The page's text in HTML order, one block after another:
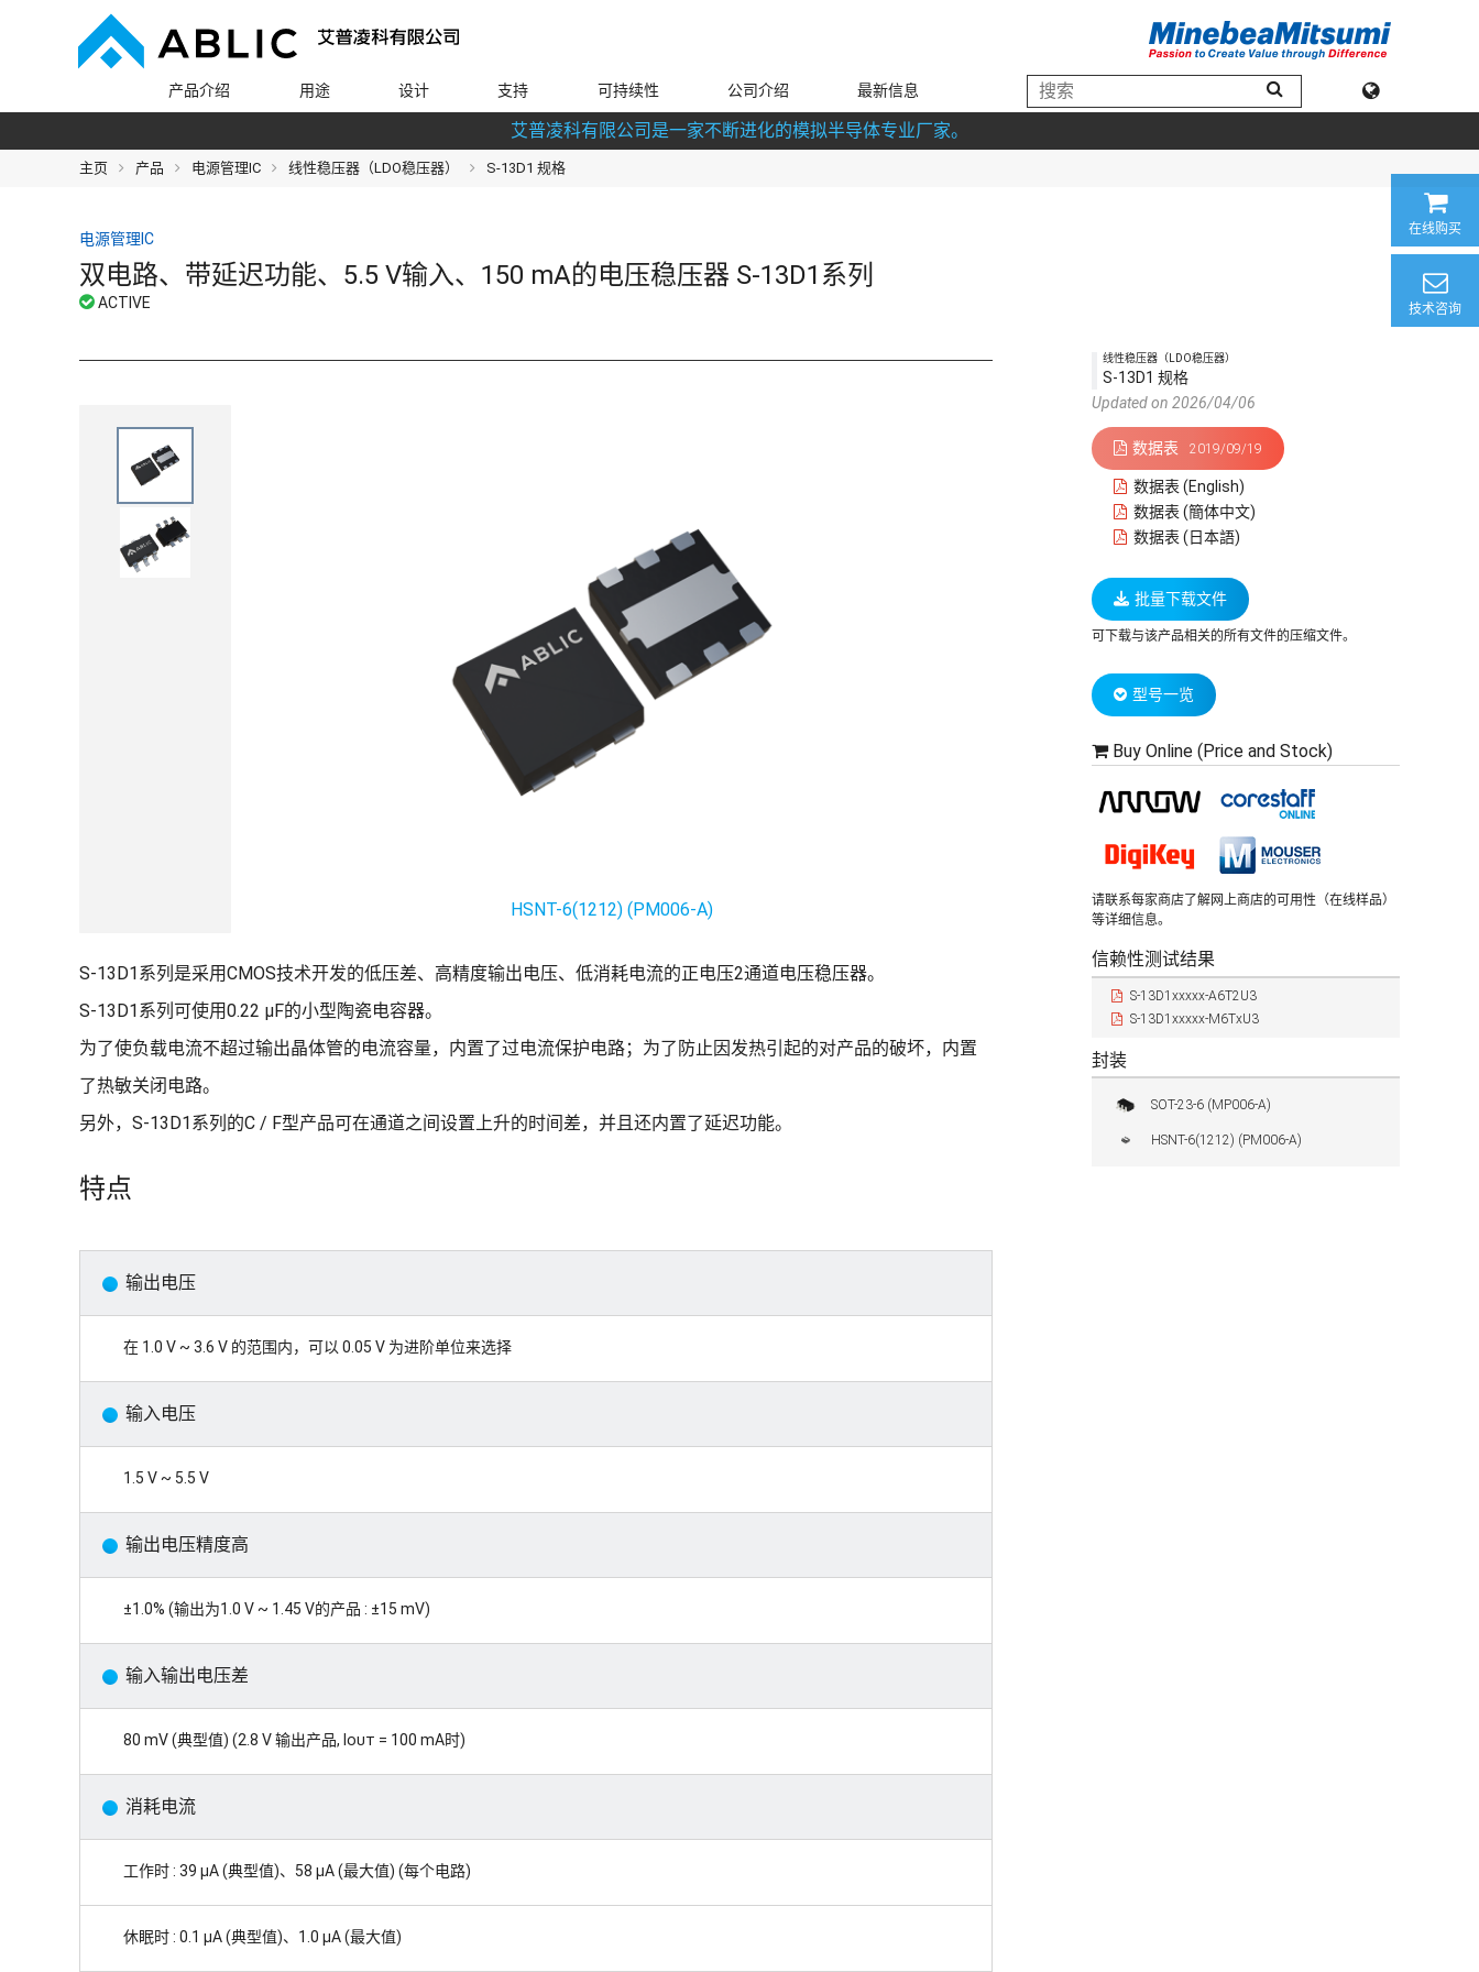
产品介绍 用途 设计 支持 可持续性 公司介绍 最新信息
艾普凌科有限公司是一家不断进化的模拟半导体专业厂家。
主页 产品 电源管理IC 线性稳压器（LDO稳压器） S-13D1 规格
在线购买
技术咨询
电源管理IC
双电路、带延迟功能、5.5 V输入、150 mA的电压稳压器 S-13D1系列
线性稳压器（LDO稳压器）
S-13D1 规格
Updated on 2026/04/06
数据表 2019/09/19
数据表 (English)
数据表 (簡体中文)
数据表 (日本語)
批量下载文件
可下载与该产品相关的所有文件的压缩文件。
型号一览
Buy Online (Price and Stock)
请联系每家商店了解网上商店的可用性（在线样品）
等详细信息。
信赖性测试结果
S-13D1xxxxx-A6T2U3
S-13D1xxxxx-M6TxU3
封装
SOT-23-6 (MP006-A)
HSNT-6(1212) (PM006-A)
HSNT-6(1212) (PM006-A)
S-13D1系列是采用CMOS技术开发的低压差、高精度输出电压、低消耗电流的正电压2通道电压稳压器。
S-13D1系列可使用0.22 µF的小型陶瓷电容器。
为了使负载电流不超过输出晶体管的电流容量，内置了过电流保护电路；为了防止因发热引起的对产品的破坏，内置
了热敏关闭电路。
另外，S-13D1系列的C / F型产品可在通道之间设置上升的时间差，并且还内置了延迟功能。
特点
输出电压
在 1.0 V ~ 3.6 V 的范围内，可以 0.05 V 为进阶单位来选择
输入电压
1.5 V ~ 5.5 V
输出电压精度高
±1.0% (输出为1.0 V ~ 1.45 V的产品 : ±15 mV)
输入输出电压差
80 mV (典型值) (2.8 V 输出产品, Iout = 100 mA时)
消耗电流
工作时 : 39 µA (典型值)、58 µA (最大值) (每个电路)
休眠时 : 0.1 µA (典型值)、1.0 µA (最大值)